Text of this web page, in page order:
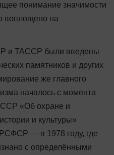
понимание значимости
воплощено на
и ТАССР были введены
памятников и других
же главного
началось с момента
«Об охране и
и культуры»
РСФСР — в 1978 году, где
с определёнными